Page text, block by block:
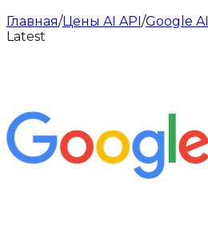
Главная/Цены AI API/Google AI
Latest